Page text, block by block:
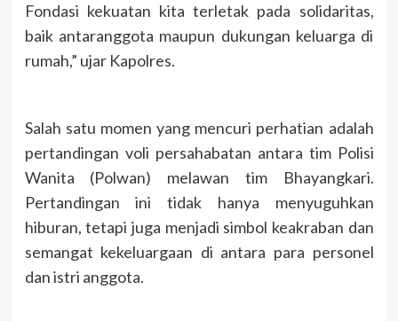
Fondasi kekuatan kita terletak pada solidaritas,
baik antaranggota maupun dukungan keluarga di
rumah,” ujar Kapolres.
Salah satu momen yang mencuri perhatian adalah
pertandingan voli persahabatan antara tim Polisi
Wanita (Polwan) melawan tim Bhayangkari.
Pertandingan ini tidak hanya menyuguhkan
hiburan, tetapi juga menjadi simbol keakraban dan
semangat kekeluargaan di antara para personel
dan istri anggota.